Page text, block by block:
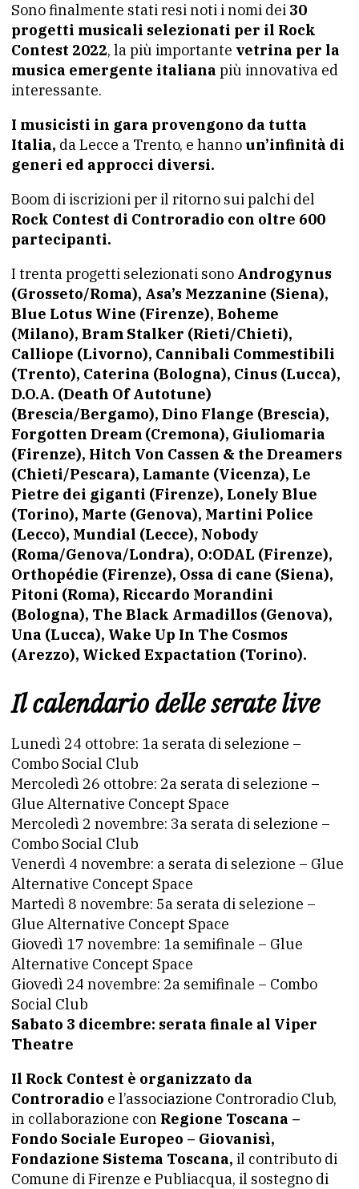
Sono finalmente stati resi noti i nomi dei 30
progetti musicali selezionati per il Rock
Contest 2022, la più importante vetrina per la
musica emergente italiana più innovativa ed
interessante.
I musicisti in gara provengono da tutta
Italia, da Lecce a Trento, e hanno un’infinità di
generi ed approcci diversi.
Boom di iscrizioni per il ritorno sui palchi del
Rock Contest di Controradio con oltre 600
partecipanti.
I trenta progetti selezionati sono Androgynus
(Grosseto/Roma), Asa’s Mezzanine (Siena),
Blue Lotus Wine (Firenze), Boheme
(Milano), Bram Stalker (Rieti/Chieti),
Calliope (Livorno), Cannibali Commestibili
(Trento), Caterina (Bologna), Cinus (Lucca),
D.O.A. (Death Of Autotune)
(Brescia/Bergamo), Dino Flange (Brescia),
Forgotten Dream (Cremona), Giuliomaria
(Firenze), Hitch Von Cassen & the Dreamers
(Chieti/Pescara), Lamante (Vicenza), Le
Pietre dei giganti (Firenze), Lonely Blue
(Torino), Marte (Genova), Martini Police
(Lecco), Mundial (Lecce), Nobody
(Roma/Genova/Londra), O:ODAL (Firenze),
Orthopédie (Firenze), Ossa di cane (Siena),
Pitoni (Roma), Riccardo Morandini
(Bologna), The Black Armadillos (Genova),
Una (Lucca), Wake Up In The Cosmos
(Arezzo), Wicked Expactation (Torino).
Il calendario delle serate live
Lunedì 24 ottobre: 1a serata di selezione –
Combo Social Club
Mercoledì 26 ottobre: 2a serata di selezione –
Glue Alternative Concept Space
Mercoledì 2 novembre: 3a serata di selezione –
Combo Social Club
Venerdì 4 novembre: a serata di selezione – Glue
Alternative Concept Space
Martedì 8 novembre: 5a serata di selezione –
Glue Alternative Concept Space
Giovedì 17 novembre: 1a semifinale – Glue
Alternative Concept Space
Giovedì 24 novembre: 2a semifinale – Combo
Social Club
Sabato 3 dicembre: serata finale al Viper
Theatre
Il Rock Contest è organizzato da
Controradio e l’associazione Controradio Club,
in collaborazione con Regione Toscana –
Fondo Sociale Europeo – Giovanisì,
Fondazione Sistema Toscana, il contributo di
Comune di Firenze e Publiacqua, il sostegno di